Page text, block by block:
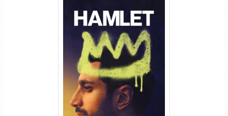
Hamlet Torrent (2026) WEB-
DL 1080p Dual Áudio